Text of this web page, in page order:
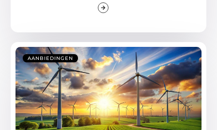
AANBIEDINGEN